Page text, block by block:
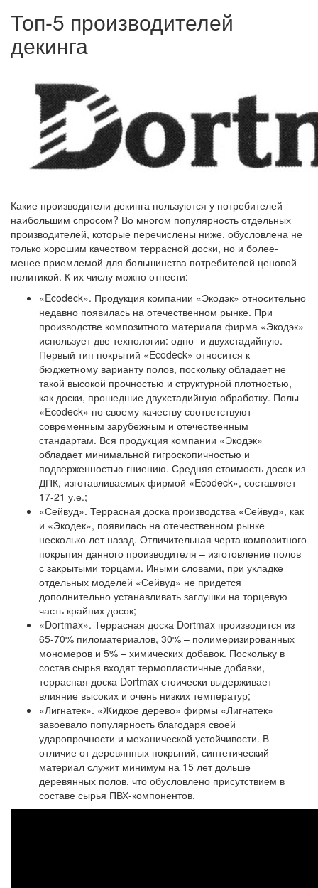
Топ-5 производителей
декинга
Какие производители декинга пользуются у потребителей
наибольшим спросом? Во многом популярность отдельных
производителей, которые перечислены ниже, обусловлена не
только хорошим качеством террасной доски, но и более-
менее приемлемой для большинства потребителей ценовой
политикой. К их числу можно отнести:
«Ecodeck». Продукция компании «Экодэк» относительно
недавно появилась на отечественном рынке. При
производстве композитного материала фирма «Экодэк»
использует две технологии: одно- и двухстадийную.
Первый тип покрытий «Ecodeck» относится к
бюджетному варианту полов, поскольку обладает не
такой высокой прочностью и структурной плотностью,
как доски, прошедшие двухстадийную обработку. Полы
«Ecodeck» по своему качеству соответствуют
современным зарубежным и отечественным
стандартам. Вся продукция компании «Экодэк»
обладает минимальной гигроскопичностью и
подверженностью гниению. Средняя стоимость досок из
ДПК, изготавливаемых фирмой «Ecodeck», составляет
17-21 у.е.;
«Сейвуд». Террасная доска производства «Сейвуд», как
и «Экодек», появилась на отечественном рынке
несколько лет назад. Отличительная черта композитного
покрытия данного производителя – изготовление полов
с закрытыми торцами. Иными словами, при укладке
отдельных моделей «Сейвуд» не придется
дополнительно устанавливать заглушки на торцевую
часть крайних досок;
«Dortmax». Террасная доска Dortmax производится из
65-70% пиломатериалов, 30% – полимеризированных
мономеров и 5% – химических добавок. Поскольку в
состав сырья входят термопластичные добавки,
террасная доска Dortmax стоически выдерживает
влияние высоких и очень низких температур;
«Лигнатек». «Жидкое дерево» фирмы «Лигнатек»
завоевало популярность благодаря своей
ударопрочности и механической устойчивости. В
отличие от деревянных покрытий, синтетический
материал служит минимум на 15 лет дольше
деревянных полов, что обусловлено присутствием в
составе сырья ПВХ-компонентов.